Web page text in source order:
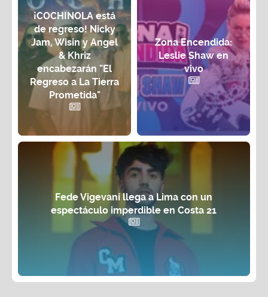
¡COCHINOLA está
de regreso! Nicky
Jam, Wisin y Angel
& Khriz
encabezarán "El
Regreso a La Tierra
Prometida"
Zona Encendida:
Leslie Shaw en
vivo
Fede Vigevani llega a Lima con un
espectáculo imperdible en Costa 21